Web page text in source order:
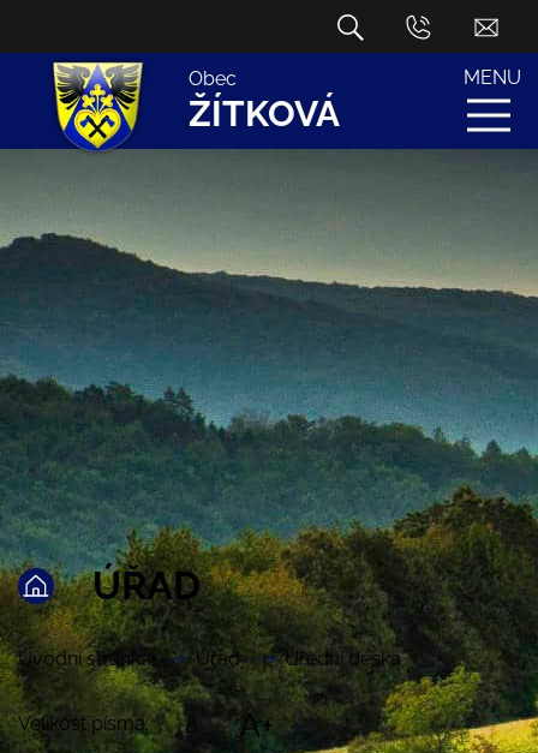
Obec
ŽÍTKOVÁ
MENU
ÚŘAD
Úvodní stránka Úřad Úřední deska
Velikost písma: A A+